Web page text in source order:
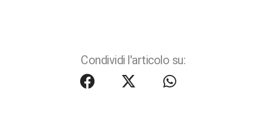
Condividi l'articolo su: